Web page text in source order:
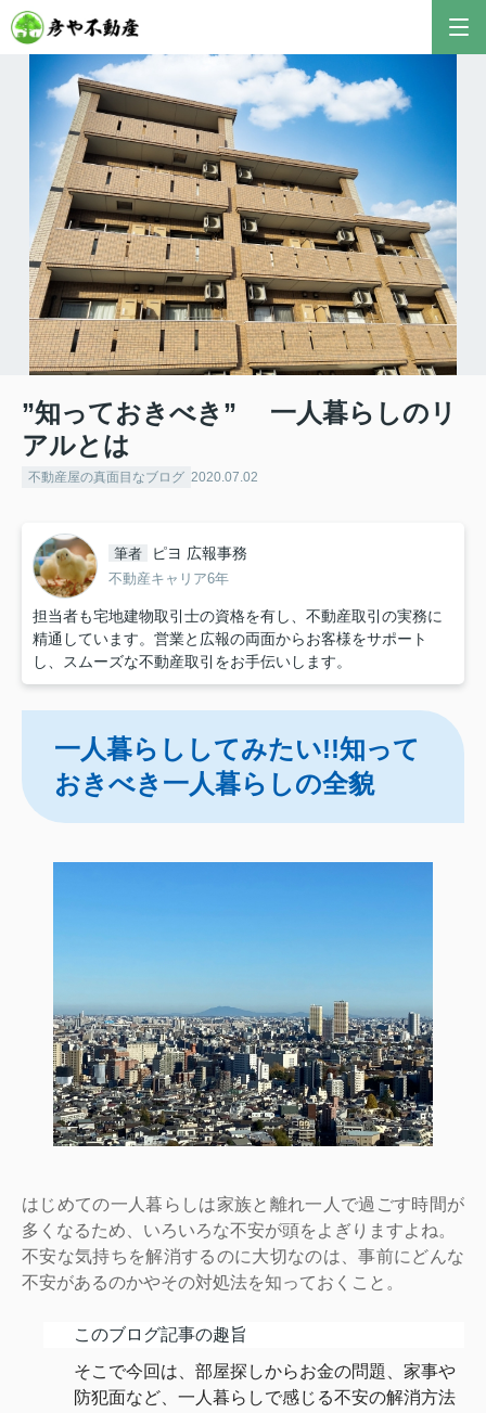
”知っておきべき” 一人暮らしのリ
アルとは
不動産屋の真面目なブログ 2020.07.02
筆者 ピヨ 広報事務
不動産キャリア6年
担当者も宅地建物取引士の資格を有し、不動産取引の実務に
精通しています。営業と広報の両面からお客様をサポート
し、スムーズな不動産取引をお手伝いします。
一人暮らししてみたい!!知って
おきべき一人暮らしの全貌
はじめての一人暮らしは家族と離れ一人で過ごす時間が
多くなるため、いろいろな不安が頭をよぎりますよね。
不安な気持ちを解消するのに大切なのは、事前にどんな
不安があるのかやその対処法を知っておくこと。
このブログ記事の趣旨
そこで今回は、部屋探しからお金の問題、家事や
防犯面など、一人暮らしで感じる不安の解消方法